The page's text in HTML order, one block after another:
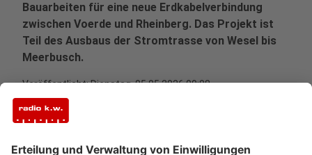
Bauarbeiten für eine neue Erdkabelverbindung
zwischen Voerde und Rheinberg. Das Projekt ist
Teil des Ausbaus der Stromtrasse von Wesel bis
Meerbusch.
Veröffentlicht:Dienstag, 05.05.2026 09:08
Anzeige